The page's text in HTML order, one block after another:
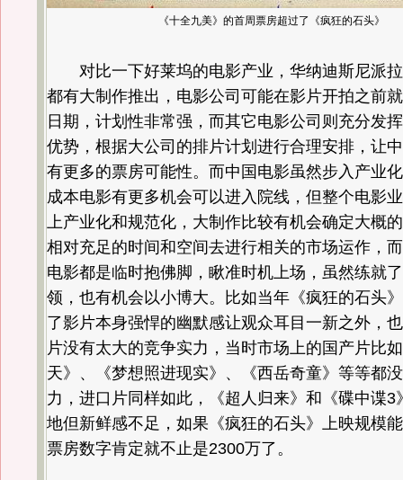
《十全九美》的首周票房超过了《疯狂的石头》
对比一下好莱坞的电影产业，华纳迪斯尼派拉
都有大制作推出，电影公司可能在影片开拍之前
日期，计划性非常强，而其它电影公司则充分发
优势，根据大公司的排片计划进行合理安排，让
有更多的票房可能性。而中国电影虽然步入产业
成本电影有更多机会可以进入院线，但整个电影
上产业化和规范化，大制作比较有机会确定大概
相对充足的时间和空间去进行相关的市场运作，
电影都是临时抱佛脚，瞅准时机上场，虽然练就
领，也有机会以小博大。比如当年《疯狂的石头
了影片本身强悍的幽默感让观众耳目一新之外，
片没有太大的竞争实力，当时市场上的国产片比
天》、《梦想照进现实》、《西岳奇童》等等都
力，进口片同样如此，《超人归来》和《碟中谍3
地但新鲜感不足，如果《疯狂的石头》上映规模
票房数字肯定就不止是2300万了。